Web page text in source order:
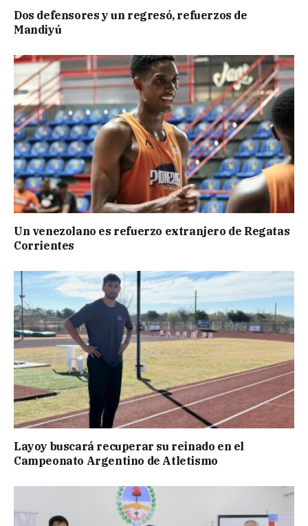
Dos defensores y un regresó, refuerzos de
Mandiyú
Un venezolano es refuerzo extranjero de Regatas
Corrientes
Layoy buscará recuperar su reinado en el
Campeonato Argentino de Atletismo